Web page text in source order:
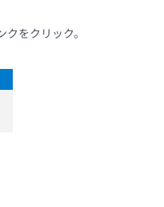
をクリック。